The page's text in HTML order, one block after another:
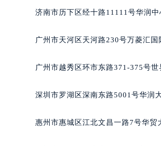
甘肃省兰州市七里
黑龙江省大庆市萨
黑龙江省黑河市爱
黑龙江省佳木斯市
黑龙江省七台河市
济南市历下区经十路11111号华润
广州市天河区天河路230号万菱汇
广州市越秀区环市东路371-375号
深圳市罗湖区深南东路5001号华润
惠州市惠城区江北文昌一路7号华贸